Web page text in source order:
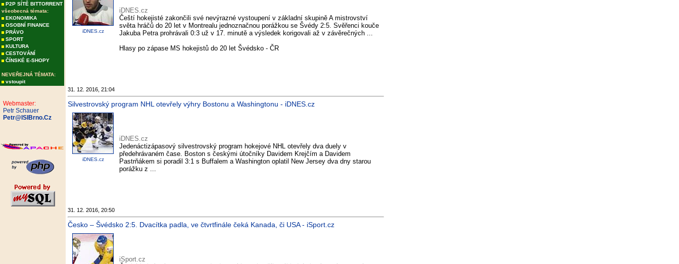
P2P SÍTĚ BITTORRENT
všeobecná témata:
EKONOMIKA
OSOBNÍ FINANCE
PRÁVO
SPORT
KULTURA
CESTOVÁNÍ
ČÍNSKÉ E-SHOPY
NEVEŘEJNÁ TÉMATA:
vstoupit
Webmaster:
Petr Schauer
Petr@ISIBrno.Cz
iDNES.cz
iDNES.cz
Čeští hokejisté zakončili své nevýrazné vystoupení v základní skupině A mistrovství
světa hráčů do 20 let v Montrealu jednoznačnou porážkou se Švédy 2:5. Svěřenci kouče
Jakuba Petra prohrávali 0:3 už v 17. minutě a výsledek korigovali až v závěrečných ...
Hlasy po zápase MS hokejistů do 20 let Švédsko - ČR
31. 12. 2016, 21:04
Silvestrovský program NHL otevřely výhry Bostonu a Washingtonu - iDNES.cz
iDNES.cz
iDNES.cz
Jedenáctizápasový silvestrovský program hokejové NHL otevřely dva duely v
předehrávaném čase. Boston s českými útočníky Davidem Krejčím a Davidem
Pastrňákem si poradil 3:1 s Buffalem a Washington oplatil New Jersey dva dny starou
porážku z ...
31. 12. 2016, 20:50
Česko – Švédsko 2:5. Dvacítka padla, ve čtvrtfinále čeká Kanada, či USA - iSport.cz
iSport.cz